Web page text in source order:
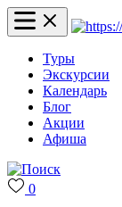
Туры
Экскурсии
Календарь
Блог
Акции
Афиша
0